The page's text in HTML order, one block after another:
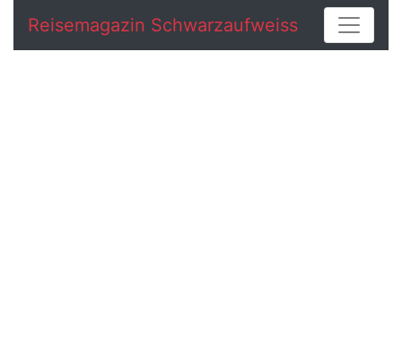
Reisemagazin Schwarzaufweiss